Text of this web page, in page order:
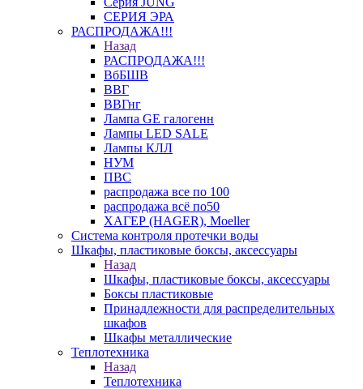
СЕРИЯ ЭРА
РАСПРОДАЖА!!!
Назад
РАСПРОДАЖА!!!
ВбБШВ
ВВГ
ВВГнг
Лампа GE галогенн
Лампы LED SALE
Лампы КЛЛ
НУМ
ПВС
распродажа все по 100
распродажа всё по50
ХАГЕР (HAGER), Moeller
Система контроля протечки воды
Шкафы, пластиковые боксы, аксессуары
Назад
Шкафы, пластиковые боксы, аксессуары
Боксы пластиковые
Принадлежности для распределительных
шкафов
Шкафы металлические
Теплотехника
Назад
Теплотехника